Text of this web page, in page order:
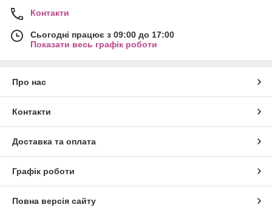
Контакти
Сьогодні працює з 09:00 до 17:00
Показати весь графік роботи
Про нас
Контакти
Доставка та оплата
Графік роботи
Повна версія сайту